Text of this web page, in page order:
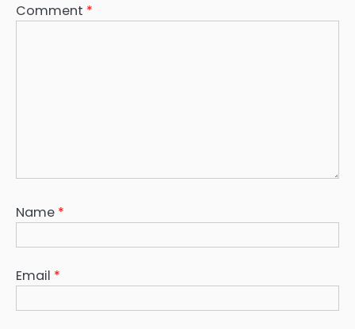
Comment *
Name *
Email *